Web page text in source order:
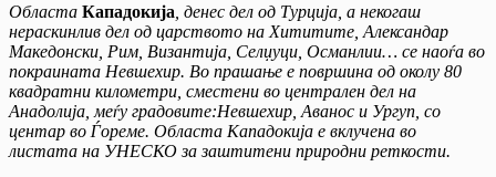
Областа Кападокија , денес дел од Турција, а некогаш
нераскинлив дел од царството на Хититите, Александар
Македонски, Рим, Византија, Селџуци, Османлии… се наоѓа во
покраината Невшехир. Во прашање е површина од околу 80
квадратни километри, сместени во централен дел на
Анадолија, меѓу градовите:Невшехир, Аванос и Ургуп, со
центар во Ѓореме. Областа Кападокија е вклучена во
листата на УНЕСКО за заштитени природни реткости.